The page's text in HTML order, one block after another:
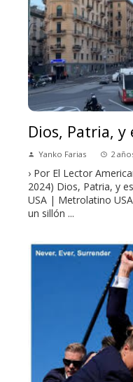
Dios, Patria,
Yanko Farias 2
› Por El Lector
2024) Dios, Patria, y
USA | Metrolatino
un sillón ...